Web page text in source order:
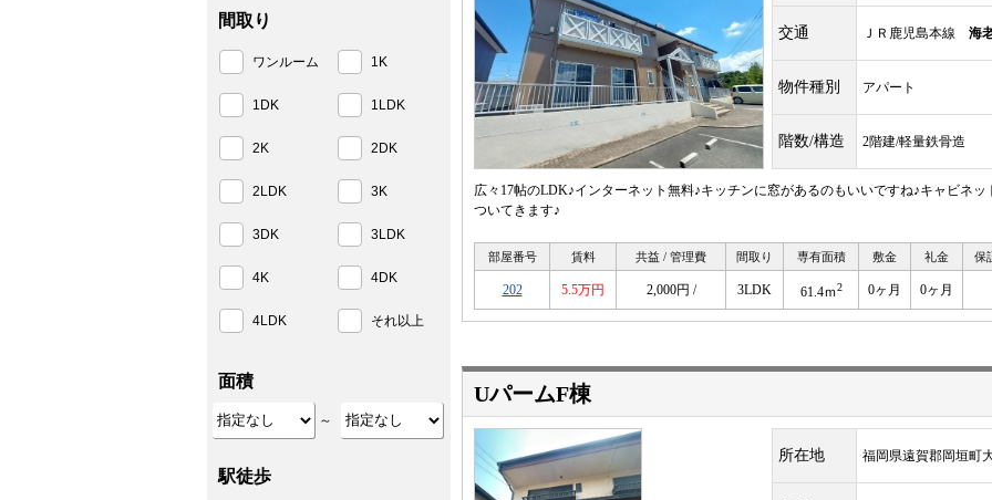
交通 ＪＲ鹿児島本線 海
物件種別 アパート
階数/構造 2階建/軽量鉄骨造
広々17帖のLDK♪インターネット無料♪キッチンに窓があるのもいいですね♪キャビネ
ついてきます♪
部屋番号 賃料 共益 / 管理費 間取り 専有面積 敷金 礼金 保
202 5.5万円 2,000円 / 3LDK 61.4ｍ2 0ヶ月 0ヶ月
UパームF棟
所在地 福岡県遠賀郡岡垣町
間取り
ワンルーム 1K
1DK 1LDK
2K 2DK
2LDK 3K
3DK 3LDK
4K 4DK
4LDK それ以上
面積
～
駅徒歩